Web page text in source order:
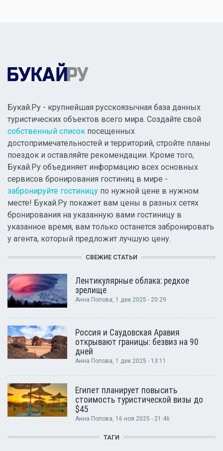
Букай.Ру - крупнейшая русскоязычная база данных
туристических объектов всего мира. Создайте свой
собственный список посещенных
достопримечательностей и территорий, стройте планы
поездок и оставляйте рекомендации. Кроме того,
Букай.Ру объединяет информацию всех основных
сервисов бронирования гостиниц в мире -
забронируйте гостиницу по нужной цене в нужном
месте! Букай.Ру покажет вам цены в разных сетях
бронирования на указанную вами гостиницу в
указанное время, вам только останется забронировать
у агента, который предложит лучшую цену.
СВЕЖИЕ СТАТЬИ
Лентикулярные облака: редкое
зрелище
Анна Попова, 1 дек 2025 - 20:29
Россия и Саудовская Аравия
открывают границы: безвиз на 90
дней
Анна Попова, 1 дек 2025 - 13:11
Египет планирует повысить
стоимость туристической визы до
$45
Анна Попова, 16 ноя 2025 - 21:46
ТАГИ